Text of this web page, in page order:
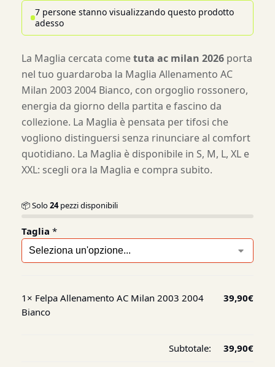
7 persone stanno visualizzando questo prodotto
adesso
La Maglia cercata cometuta ac milan 2026 porta
nel tuo guardaroba la Maglia Allenamento AC
Milan 2003 2004 Bianco, con orgoglio rossonero,
energia da giorno della partita e fascino da
collezione. La Maglia è pensata per tifosi che
vogliono distinguersi senza rinunciare al comfort
quotidiano. La Maglia è disponibile in S, M, L, XL e
XXL: scegli ora la Maglia e compra subito.
📦 Solo24pezzi disponibili
Taglia *
1× Felpa Allenamento AC Milan 2003 2004
Bianco
39,90€
Subtotale: 39,90€